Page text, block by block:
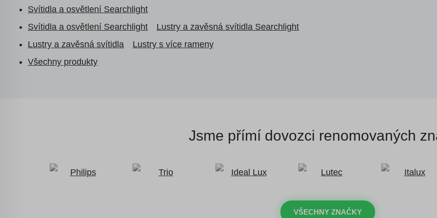
Svítidla a osvětlení Searchlight
Svítidla a osvětlení Searchlight
Lustry a zavěsná svítidla Searchlight
Lustry a zavěsná svítidla
Lustry s více rameny
Všechny produkty
Jsme přímí dovozci renomovaných
VŠECHNY ZNAČKY